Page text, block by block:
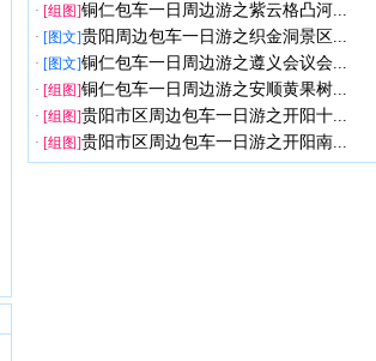
· [组图]铜仁包车一日周边游之紫云格凸河...
· [图文]贵阳周边包车一日游之织金洞景区...
· [图文]铜仁包车一日周边游之遵义会议会...
· [组图]铜仁包车一日周边游之安顺黄果树...
· [组图]贵阳市区周边包车一日游之开阳十...
· [组图]贵阳市区周边包车一日游之开阳南...